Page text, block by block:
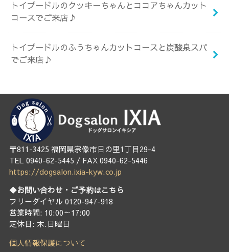
トイプードルのクッキーちゃんとココアちゃんカット
コースでご来店♪
トイプードルのふうちゃんカットコースと炭酸泉スパ
でご来店♪
〒811-3425 福岡県宗像市日の里1丁目29-4
TEL 0940-62-5445 / FAX 0940-62-5446
https://dogsalon.ixia-kyw.co.jp
◆お問い合わせ・ご予約はこちら
フリーダイヤル 0120-947-918
営業時間: 10:00～17:00
定休日: 木.日曜日
個人情報保護について